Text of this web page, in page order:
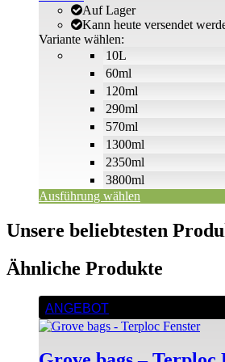
bis
€64
€5
bis
€51
10L
60ml
120ml
290ml
570ml
1300ml
2350ml
3800ml
Auf Lager
Kann heute versendet
Variante wählen:
Ausführung wählen
können
der
Produktseite
gewählt
Unsere beliebtesten
Ähnliche Produkte
ANGEBOT
Dieses
Produkt
weist